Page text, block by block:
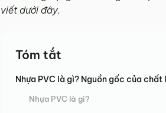
viết dưới đây.
Tóm tắt
Nhựa PVC là gì? Nguồn gốc của chất
Nhựa PVC là gì?